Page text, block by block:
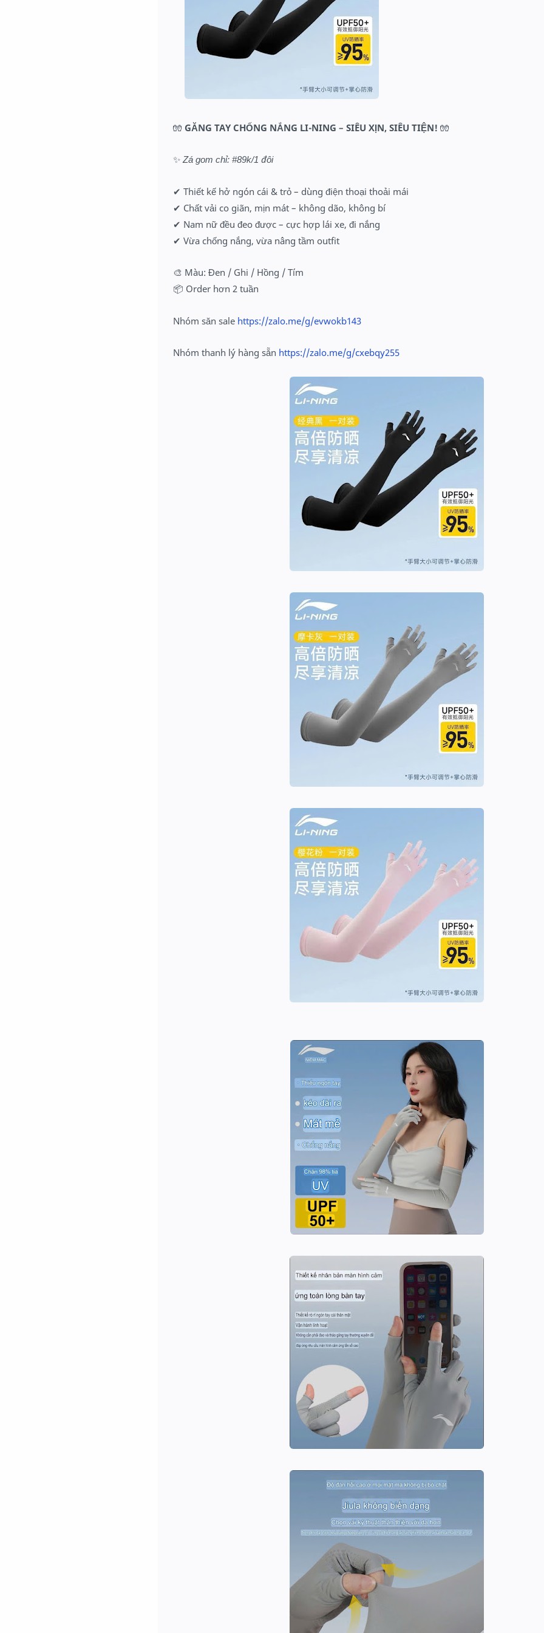
🧤 GĂNG TAY CHỐNG NẮNG LI-NING – SIÊU XỊN, SIÊU TIỆN! 🧤
✨Zá gom chỉ: #89k/1 đôi
✔ Thiết kế hở ngón cái & trỏ – dùng điện thoại thoải mái
✔ Chất vải co giãn, mịn mát – không dão, không bí
✔ Nam nữ đều đeo được – cực hợp lái xe, đi nắng
✔ Vừa chống nắng, vừa nâng tầm outfit
🎨 Màu: Đen / Ghi / Hồng / Tím
📦 Order hơn 2 tuần
Nhóm săn sale https://zalo.me/g/evwokb143
Nhóm thanh lý hàng sẵn https://zalo.me/g/cxebqy255